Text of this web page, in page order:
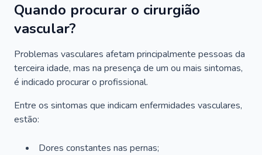
Quando procurar o cirurgião
vascular?
Problemas vasculares afetam principalmente pessoas da
terceira idade, mas na presença de um ou mais sintomas,
é indicado procurar o profissional.
Entre os sintomas que indicam enfermidades vasculares,
estão:
Dores constantes nas pernas;